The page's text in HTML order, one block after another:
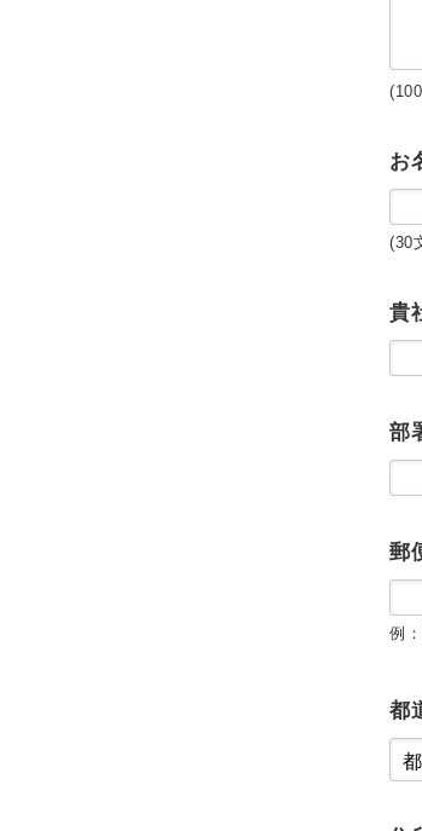
お
(30
貴
部
郵
例
都